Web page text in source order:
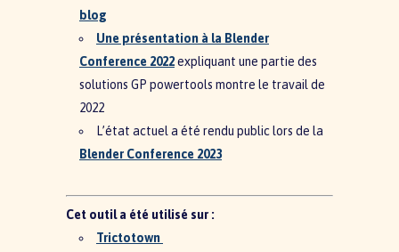
blog
Une présentation à la Blender
Conference 2022expliquant une partie des
solutions GP powertools montre le travail de
2022
L’état actuel a été rendu public lors de la
Blender Conference 2023
Cet outil a été utilisé sur :
Trictotown